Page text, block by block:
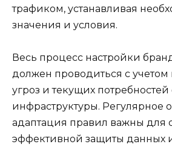
трафиком, устанавливая
значения и условия.
Весь процесс настройки
должен проводиться с
угроз и текущих потребностей
инфраструктуры. Регулярное
адаптация правил важны для
эффективной защиты данных